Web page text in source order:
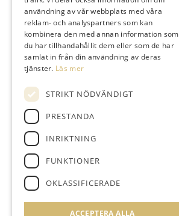
Spela
Medlem
Shop & Pro
Restaurang
Boende
KONTAKTINFORMATION
kansli@gullbringagolf.se
FÖLJ OSS PÅ
användning av vår webbplats med våra
reklam- och analyspartners som kan
kombinera den med annan information som
du har tillhandahållit dem eller som de har
samlat in från din användning av deras
tjänster. Läs mer
STRIKT NÖDVÄNDIGT
PRESTANDA
INRIKTNING
FUNKTIONER
OKLASSIFICERADE
ACCEPTERA ALLA